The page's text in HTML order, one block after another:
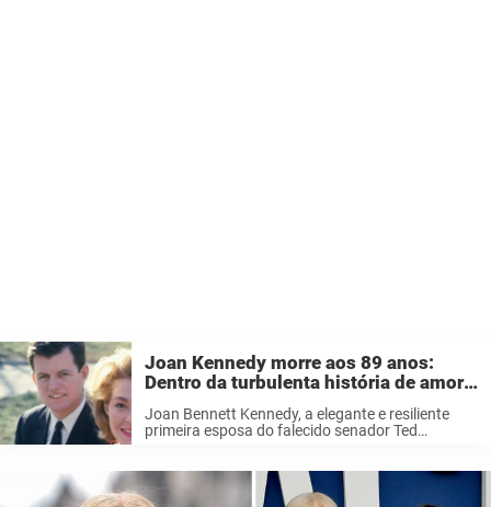
Joan Kennedy morre aos 89 anos:
Dentro da turbulenta história de amor
com o ex-marido Ted Kennedy
Joan Bennett Kennedy, a elegante e resiliente
primeira esposa do falecido senador Ted
anos. Por trás dos retratos familiares impecáveis
Conhecida por ...